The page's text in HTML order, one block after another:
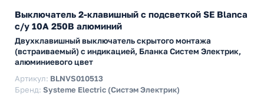
Выключатель 2-клавишный с подсветкой SE Blanca
с/у 10A 250В алюминий
Двухклавишный выключатель скрытого монтажа
(встраиваемый) с индикацией, Бланка Систем Электрик,
алюминиевого цвет
Артикул: BLNVS010513
Бренд: Systeme Electric (Систэм Электрик)